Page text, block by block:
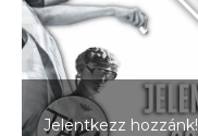
Jelentkezz hozzánk!